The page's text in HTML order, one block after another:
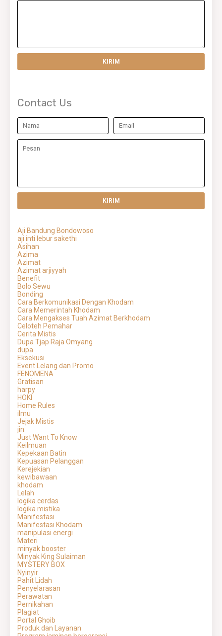
Contact Us
Aji Bandung Bondowoso
aji inti lebur sakethi
Asihan
Azima
Azimat
Azimat arjiyyah
Benefit
Bolo Sewu
Bonding
Cara Berkomunikasi Dengan Khodam
Cara Memerintah Khodam
Cara Mengakses Tuah Azimat Berkhodam
Celoteh Pemahar
Cerita Mistis
Dupa Tjap Raja Omyang
dupa.
Eksekusi
Event Lelang dan Promo
FENOMENA
Gratisan
harpy
HOKI
Home Rules
ilmu
Jejak Mistis
jin
Just Want To Know
Keilmuan
Kepekaan Batin
Kepuasan Pelanggan
Kerejekian
kewibawaan
khodam
Lelah
logika cerdas
logika mistika
Manifestasi
Manifestasi Khodam
manipulasi energi
Materi
minyak booster
Minyak King Sulaiman
MYSTERY BOX
Nyinyir
Pahit Lidah
Penyelarasan
Perawatan
Pernikahan
Plagiat
Portal Ghoib
Produk dan Layanan